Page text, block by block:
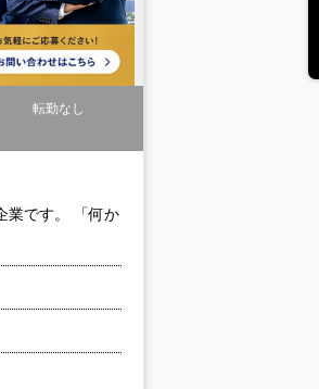
転勤なし
業です。 「何か